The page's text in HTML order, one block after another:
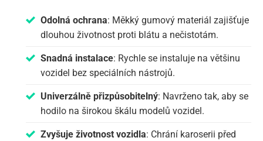
Odolná ochrana: Měkký gumový materiál zajišťuje
dlouhou životnost proti blátu a nečistotám.
Snadná instalace: Rychle se instaluje na většinu
vozidel bez speciálních nástrojů.
Univerzálně přizpůsobitelný: Navrženo tak, aby se
hodilo na širokou škálu modelů vozidel.
Zvyšuje životnost vozidla: Chrání karoserii před